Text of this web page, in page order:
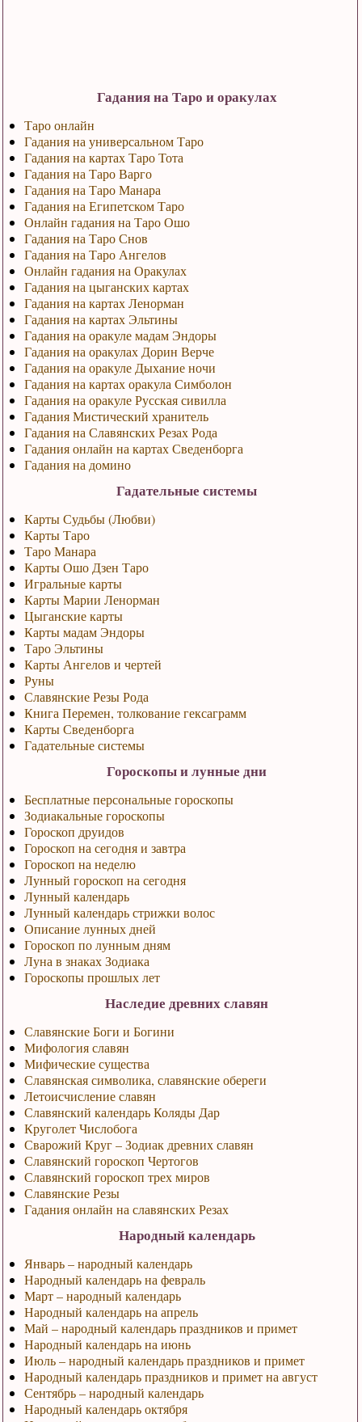
Гадания на Таро и оракулах
Таро онлайн
Гадания на универсальном Таро
Гадания на картах Таро Тота
Гадания на Таро Варго
Гадания на Таро Манара
Гадания на Египетском Таро
Онлайн гадания на Таро Ошо
Гадания на Таро Снов
Гадания на Таро Ангелов
Онлайн гадания на Оракулах
Гадания на цыганских картах
Гадания на картах Ленорман
Гадания на картах Эльтины
Гадания на оракуле мадам Эндоры
Гадания на оракулах Дорин Верче
Гадания на оракуле Дыхание ночи
Гадания на картах оракула Симболон
Гадания на оракуле Русская сивилла
Гадания Мистический хранитель
Гадания на Славянских Резах Рода
Гадания онлайн на картах Сведенборга
Гадания на домино
Гадательные системы
Карты Судьбы (Любви)
Карты Таро
Таро Манара
Карты Ошо Дзен Таро
Игральные карты
Карты Марии Ленорман
Цыганские карты
Карты мадам Эндоры
Таро Эльтины
Карты Ангелов и чертей
Руны
Славянские Резы Рода
Книга Перемен, толкование гексаграмм
Карты Сведенборга
Гадательные системы
Гороскопы и лунные дни
Бесплатные персональные гороскопы
Зодиакальные гороскопы
Гороскоп друидов
Гороскоп на сегодня и завтра
Гороскоп на неделю
Лунный гороскоп на сегодня
Лунный календарь
Лунный календарь стрижки волос
Описание лунных дней
Гороскоп по лунным дням
Луна в знаках Зодиака
Гороскопы прошлых лет
Наследие древних славян
Славянские Боги и Богини
Мифология славян
Мифические существа
Славянская символика, славянские обереги
Летоисчисление славян
Славянский календарь Коляды Дар
Круголет Числобога
Сварожий Круг – Зодиак древних славян
Славянский гороскоп Чертогов
Славянский гороскоп трех миров
Славянские Резы
Гадания онлайн на славянских Резах
Народный календарь
Январь – народный календарь
Народный календарь на февраль
Март – народный календарь
Народный календарь на апрель
Май – народный календарь праздников и примет
Народный календарь на июнь
Июль – народный календарь праздников и примет
Народный календарь праздников и примет на август
Сентябрь – народный календарь
Народный календарь октября